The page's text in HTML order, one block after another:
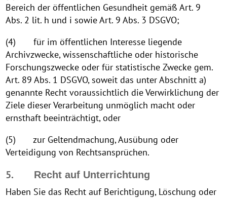
Bereich der öffentlichen Gesundheit gemäß Art. 9
Abs. 2 lit. h und i sowie Art. 9 Abs. 3 DSGVO;
(4) für im öffentlichen Interesse liegende
Archivzwecke, wissenschaftliche oder historische
Forschungszwecke oder für statistische Zwecke gem.
Art. 89 Abs. 1 DSGVO, soweit das unter Abschnitt a)
genannte Recht voraussichtlich die Verwirklichung der
Ziele dieser Verarbeitung unmöglich macht oder
ernsthaft beeinträchtigt, oder
(5) zur Geltendmachung, Ausübung oder
Verteidigung von Rechtsansprüchen.
5. Recht auf Unterrichtung
Haben Sie das Recht auf Berichtigung, Löschung oder